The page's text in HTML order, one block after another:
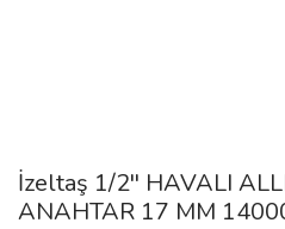
İzeltaş 1/2'' HAVALI
ANAHTAR 17 MM